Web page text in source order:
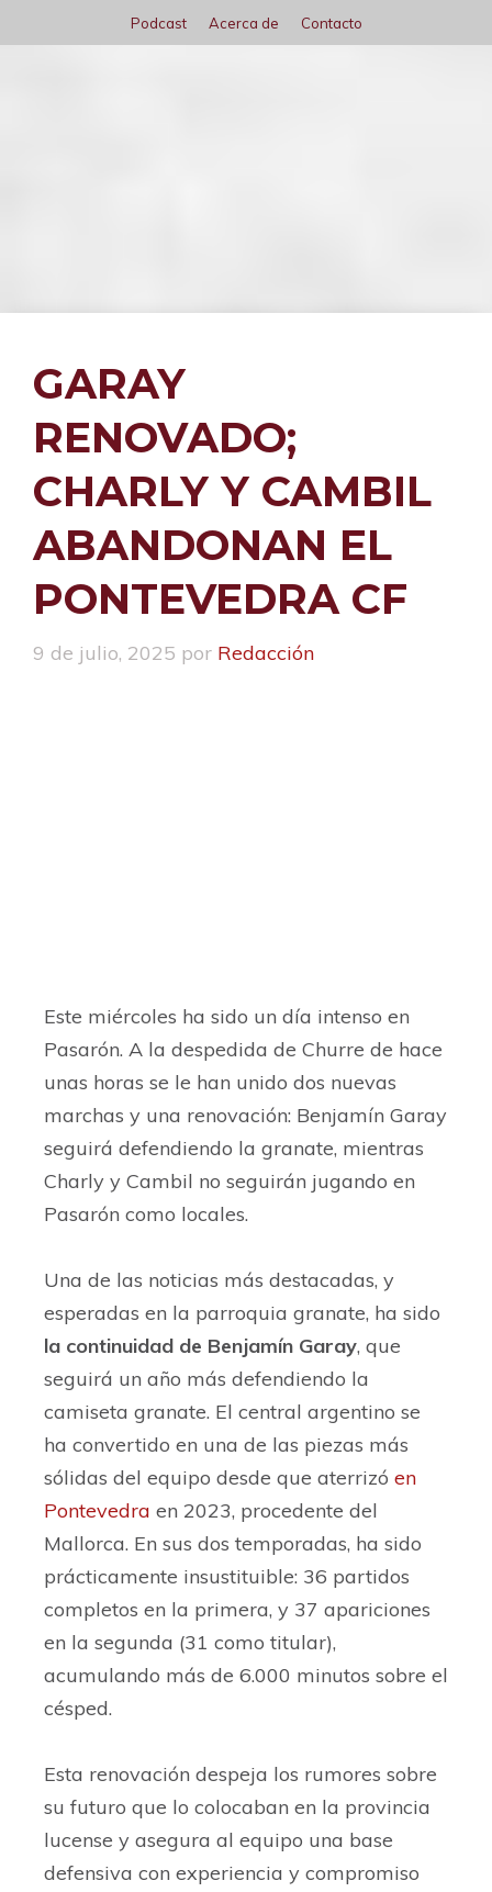
al
Podcast Acerca de Contacto
GARAY
RENOVADO;
CHARLY Y CAMBIL
ABANDONAN EL
PONTEVEDRA CF
9 de julio, 2025 por Redacción
Este miércoles ha sido un día intenso en
Pasarón. A la despedida de Churre de hace
unas horas se le han unido dos nuevas
marchas y una renovación: Benjamín Garay
seguirá defendiendo la granate, mientras
Charly y Cambil no seguirán jugando en
Pasarón como locales.
Una de las noticias más destacadas, y
esperadas en la parroquia granate, ha sido
la continuidad de Benjamín Garay, que
seguirá un año más defendiendo la
camiseta granate. El central argentino se
ha convertido en una de las piezas más
sólidas del equipo desde que aterrizó en
Pontevedra en 2023, procedente del
Mallorca. En sus dos temporadas, ha sido
prácticamente insustituible: 36 partidos
completos en la primera, y 37 apariciones
en la segunda (31 como titular),
acumulando más de 6.000 minutos sobre el
césped.
Esta renovación despeja los rumores sobre
su futuro que lo colocaban en la provincia
lucense y asegura al equipo una base
defensiva con experiencia y compromiso